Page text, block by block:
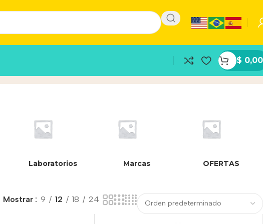
$ 0,00
Laboratorios Marcas OFERTAS
Mostrar 9 12 18 24